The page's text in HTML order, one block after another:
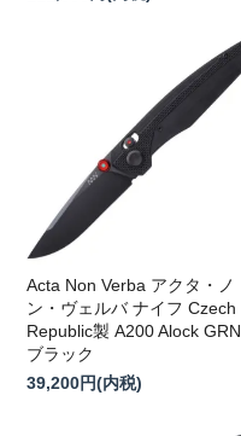
Acta Non Verba アクタ・ノ
ン・ヴェルバ ナイフ Czech
Republic製 A200 Alock GRN
ブラック
39,200円(内税)